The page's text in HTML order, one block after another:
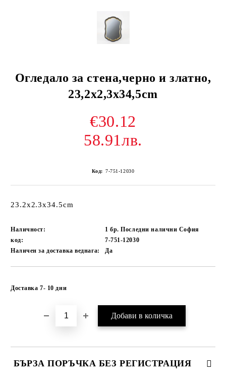
Огледало за стена,черно и златно,
23,2x2,3x34,5cm
€30.12
58.91лв.
Код: 7-751-12030
23.2x2.3x34.5cm
Наличност:
1 бр. Последни налични София
код:
7-751-12030
Наличен за доставка веднага:
Да
Доставка 7- 10 дни
БЪРЗА ПОРЪЧКА БЕЗ РЕГИСТРАЦИЯ